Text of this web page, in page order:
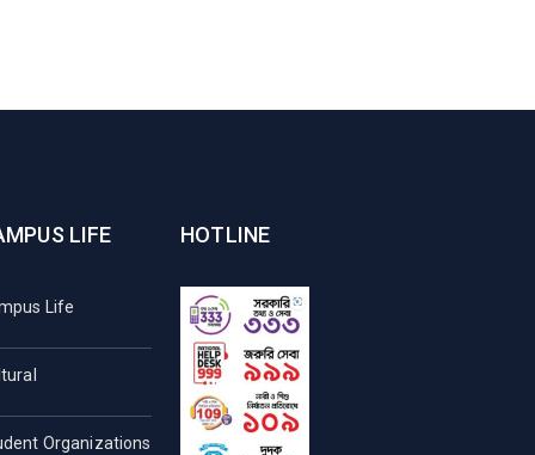
LIFE
Life
Organizations
HOTLINE